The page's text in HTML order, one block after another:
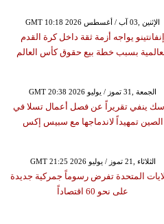
GMT 10:18 2026 الإثنين ,03 آب / أغسطس
إنفانتينو يواجه أزمة ثقة داخل كرة القدم
بسبب خطة بيع حقوق كأس العالم
GMT 20:38 2026 الجمعة ,31 تموز / يوليو
ينفي تقريراً عن فصل أعمال تسلا في
الصين تمهيداً لاندماجها مع سبيس إكس
GMT 21:25 2026 الثلاثاء ,21 تموز / يوليو
المتحدة تفرض رسوماً جمركية جديدة
على نحو 60 اقتصاداً